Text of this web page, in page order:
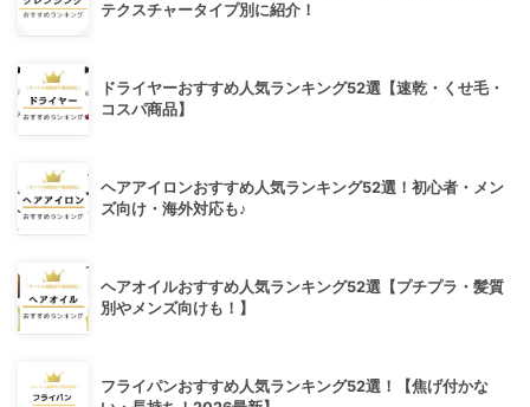
テクスチャータイプ別に紹介！
ドライヤーおすすめ人気ランキング52選【速乾・くせ毛・
コスパ商品】
ヘアアイロンおすすめ人気ランキング52選！初心者・メン
ズ向け・海外対応も♪
ヘアオイルおすすめ人気ランキング52選【プチプラ・髪質
別やメンズ向けも！】
フライパンおすすめ人気ランキング52選！【焦げ付かな